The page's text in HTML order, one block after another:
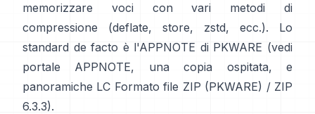
memorizzare voci con vari metodi di
compressione (deflate, store, zstd, ecc.). Lo
standard de facto è l'APPNOTE di PKWARE (vedi
portale APPNOTE, una copia ospitata, e
panoramiche LC Formato file ZIP (PKWARE) / ZIP
6.3.3).